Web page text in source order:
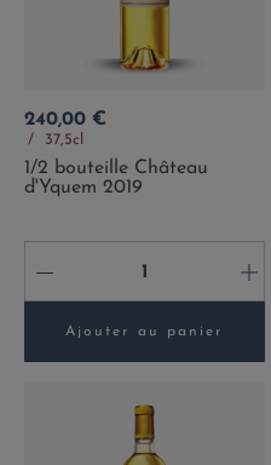
Prix
240,00 €
37,5cl
1/2 bouteille Château
d'Yquem 2019
- +
Ajouter au panier